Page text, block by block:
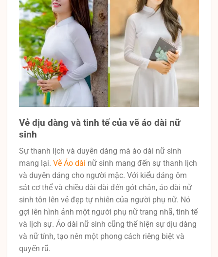
Vẻ dịu dàng và tinh tế của vẽ áo dài nữ
sinh
Sự thanh lịch và duyên dáng mà áo dài nữ sinh
mang lại. Vẽ Áo dài nữ sinh mang đến sự thanh lịch
và duyên dáng cho người mặc. Với kiểu dáng ôm
sát cơ thể và chiều dài dài đến gót chân, áo dài nữ
sinh tôn lên vẻ đẹp tự nhiên của người phụ nữ. Nó
gợi lên hình ảnh một người phụ nữ trang nhã, tinh tế
và lịch sự. Áo dài nữ sinh cũng thể hiện sự dịu dàng
và nữ tính, tạo nên một phong cách riêng biệt và
quyến rũ.